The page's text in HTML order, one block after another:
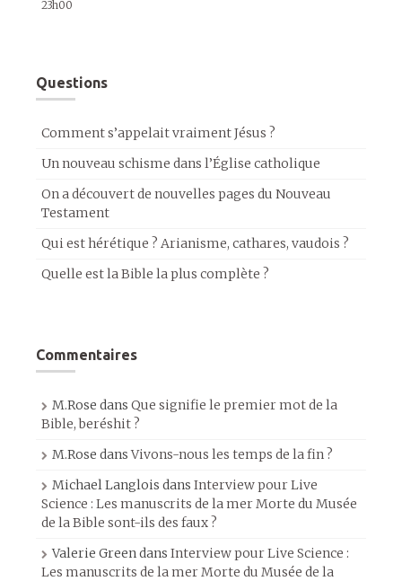
23h00
Questions
Comment s’appelait vraiment Jésus ?
Un nouveau schisme dans l’Église catholique
On a découvert de nouvelles pages du Nouveau
Testament
Qui est hérétique ? Arianisme, cathares, vaudois ?
Quelle est la Bible la plus complète ?
Commentaires
M.Rose dans Que signifie le premier mot de la
Bible, beréshit ?
M.Rose dansVivons-nous les temps de la fin ?
Michael Langlois dans Interview pour Live
Science : Les manuscrits de la mer Morte du Musée
de la Bible sont-ils des faux ?
Valerie Greendans Interview pour Live Science :
Les manuscrits de la mer Morte du Musée de la